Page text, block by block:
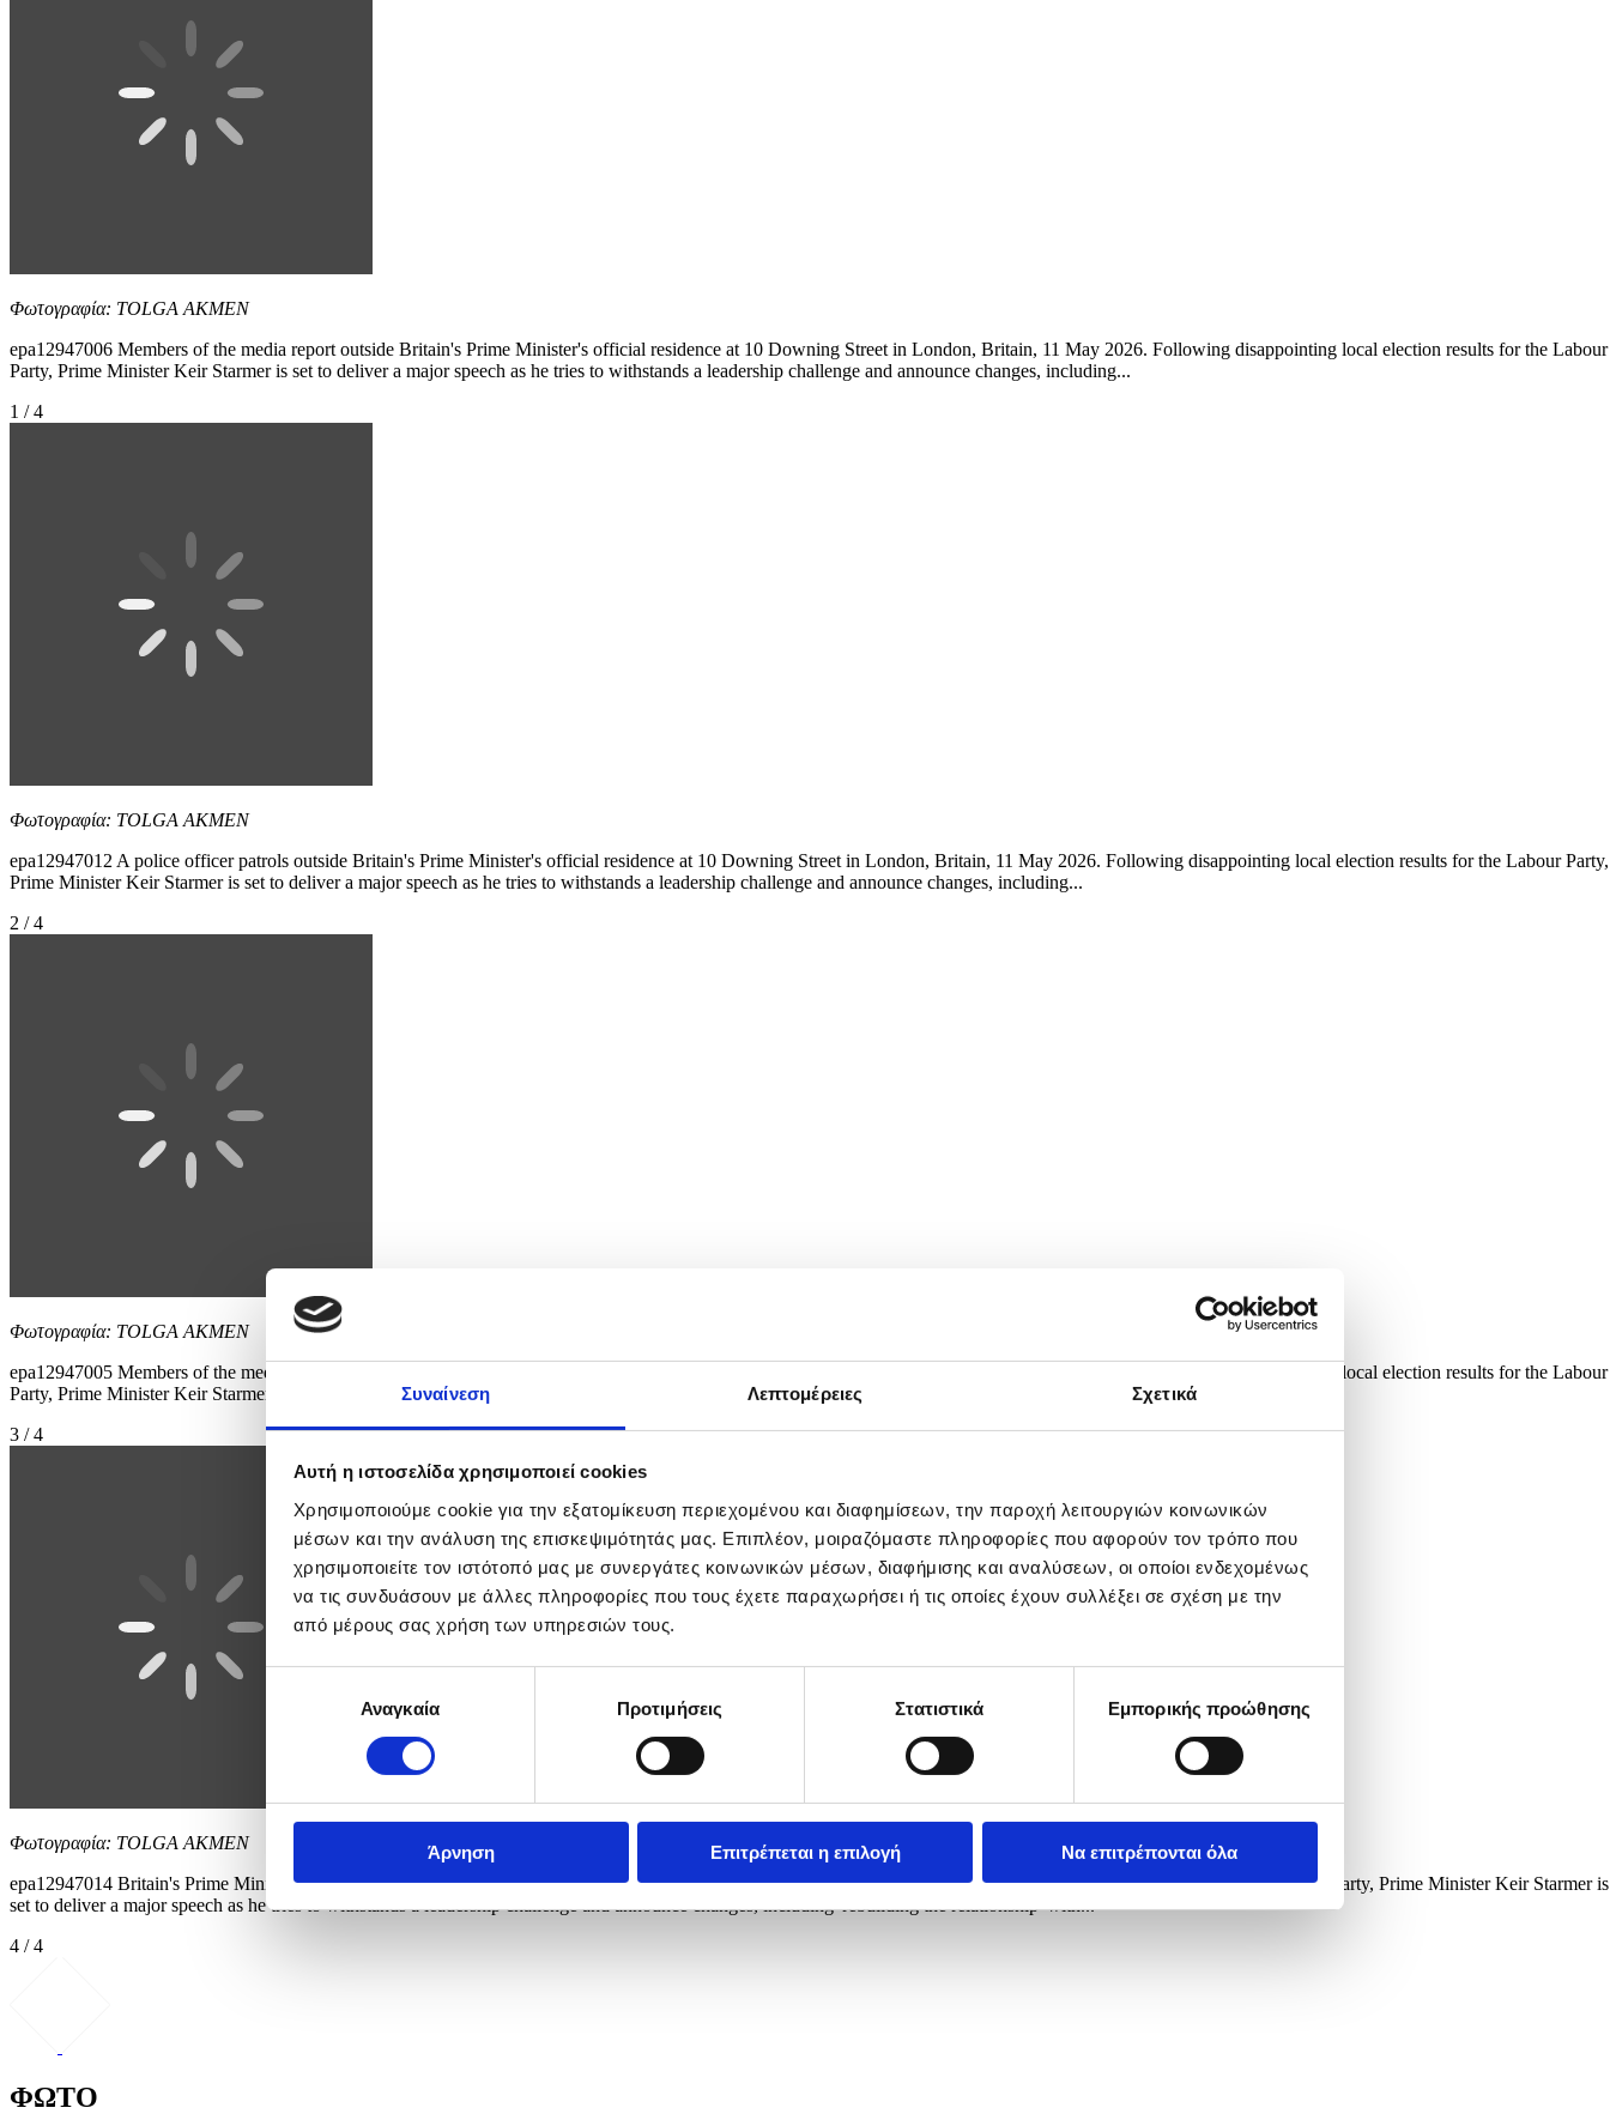
Συναίνεση Λεπτομέρειες Σχετικά
Αυτή η ιστοσελίδα χρησιμοποιεί cookies
Χρησιμοποιούμε cookie για την εξατομίκευση περιεχομένου και διαφημίσεων, την παροχή λειτουργιών κοινωνικών
μέσων και την ανάλυση της επισκεψιμότητάς μας. Επιπλέον, μοιραζόμαστε πληροφορίες που αφορούν τον τρόπο που
χρησιμοποιείτε τον ιστότοπό μας με συνεργάτες κοινωνικών μέσων, διαφήμισης και αναλύσεων, οι οποίοι ενδεχομένως
να τις συνδυάσουν με άλλες πληροφορίες που τους έχετε παραχωρήσει ή τις οποίες έχουν συλλέξει σε σχέση με την
από μέρους σας χρήση των υπηρεσιών τους.
συγκατάθεσηςΑναγκαία Προτιμήσεις Στατιστικά Εμπορικής προώθησης
Άρνηση Επιτρέπεται η επιλογή Να επιτρέπονται όλα
Φωτογραφία: TOLGA AKMEN
epa12947006 Members of the media report outside Britain's Prime Minister's official residence at 10 Downing Street in London, Britain, 11 May 2026. Following disappointing local election results for the Labour
Party, Prime Minister Keir Starmer is set to deliver a major speech as he tries to withstands a leadership challenge and announce changes, including...
1 / 4
Φωτογραφία: TOLGA AKMEN
epa12947012 A police officer patrols outside Britain's Prime Minister's official residence at 10 Downing Street in London, Britain, 11 May 2026. Following disappointing local election results for the Labour Party,
Prime Minister Keir Starmer is set to deliver a major speech as he tries to withstands a leadership challenge and announce changes, including...
2 / 4
Φωτογραφία: TOLGA AKMEN
epa12947005 Members of the media report outside Britain's Prime Minister's official residence at 10 Downing Street in London, Britain, 11 May 2026. Following disappointing local election results for the Labour
Party, Prime Minister Keir Starmer is set to deliver a major speech as he tries to withstands a leadership challenge and announce changes, including...
3 / 4
Φωτογραφία: TOLGA AKMEN
epa12947014 Britain's Prime Minister's official residence at 10 Downing Street in London, Britain, 11 May 2026. Following disappointing local election results for the Labour Party, Prime Minister Keir Starmer is
set to deliver a major speech as he tries to withstands a leadership challenge and announce changes, including 'rebuilding the relationship' with...
4 / 4
ΦΩΤΟ